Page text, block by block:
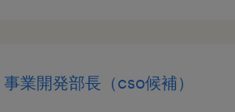
事業開発部長（cso候補）